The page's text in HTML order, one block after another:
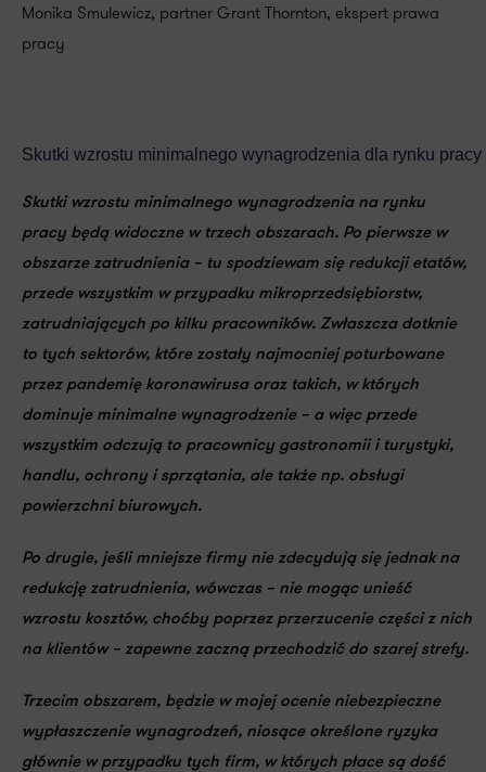
Monika Smulewicz, partner Grant Thornton, ekspert prawa
pracy
Skutki wzrostu minimalnego wynagrodzenia dla rynku pracy
Skutki wzrostu minimalnego wynagrodzenia na rynku
pracy będą widoczne w trzech obszarach. Po pierwsze w
obszarze zatrudnienia – tu spodziewam się redukcji etatów,
przede wszystkim w przypadku mikroprzedsiębiorstw,
zatrudniających po kilku pracowników. Zwłaszcza dotknie
to tych sektorów, które zostały najmocniej poturbowane
przez pandemię koronawirusaoraztakich, w których
dominuje minimalne wynagrodzenie– a więc przede
wszystkim odczują to pracownicy gastronomii i turystyki,
handlu, ochrony i sprzątania, ale także np. obsługi
powierzchni biurowych.
Po drugie, jeśli mniejsze firmy nie zdecydują się jednak na
redukcję zatrudnienia, wówczas – nie mogąc unieść
wzrostu kosztów, choćby poprzez przerzucenie części z nich
na klientów – zapewne zaczną przechodzić do szarej strefy.
Trzecim obszarem, będzie w mojej ocenie niebezpieczne
wypłaszczenie wynagrodzeń, niosące określone ryzyka
głównie w przypadku tych firm, w których płace są dość